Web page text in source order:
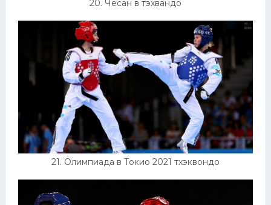
20. Чесан в тэхвандо
21. Олимпиада в Токио 2021 тхэквондо